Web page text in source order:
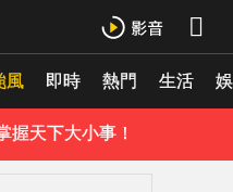
風 即時 熱門 生活《理財達人秀》X 安聯投信免費講座報名中！搶先卡位 2027
握天下大小事！